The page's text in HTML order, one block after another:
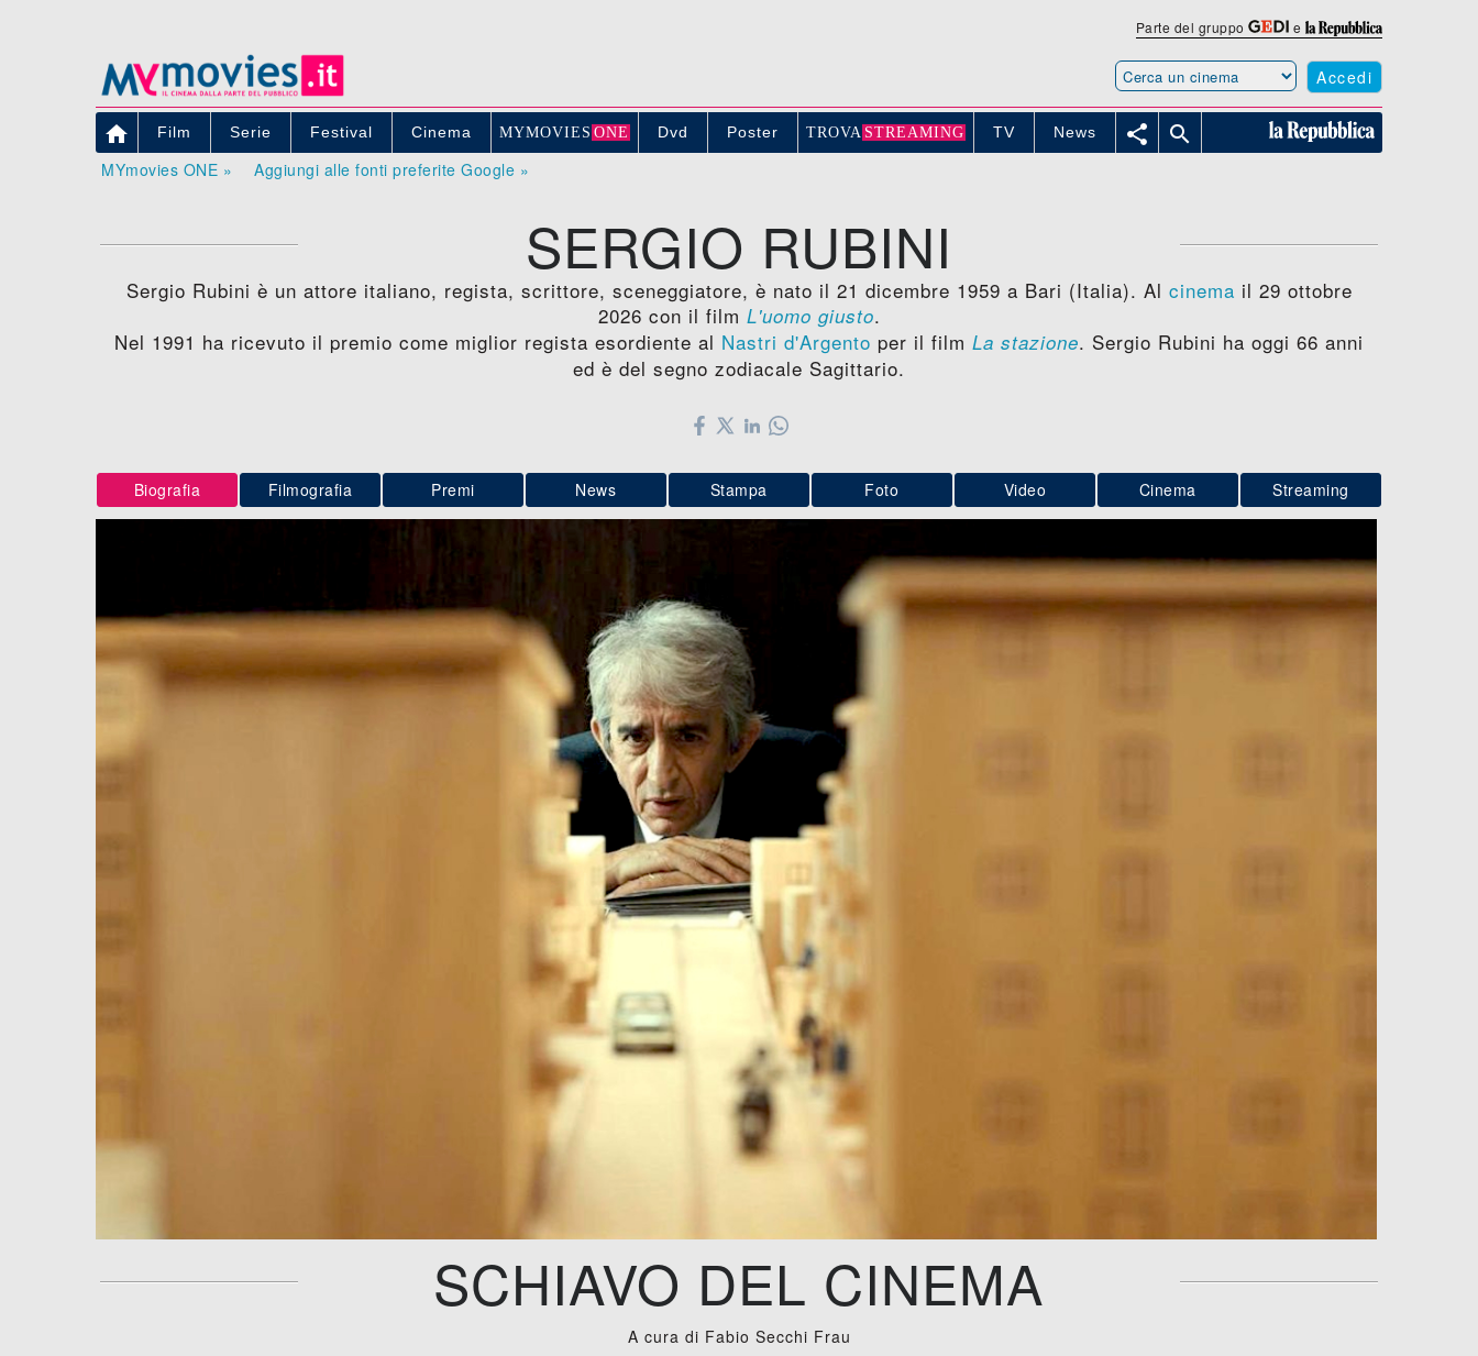
Parte del gruppo e
Accedi
 Film Serie Festival Cinema MYMOVIE S ONE Dvd Poster TROVA STREAMING TV News  
MYmovies ONE » Aggiungi alle fonti preferite Google »
SERGIO RUBINI
Sergio Rubini è un attore italiano, regista, scrittore, sceneggiatore, è nato il 21 dicembre 1959 a Bari (Italia). Al cinema il 29 ottobre
2026 con il film L'uomo giusto.
Nel 1991 ha ricevuto il premio come miglior regista esordiente al Nastri d'Argento per il film La stazione. Sergio Rubini ha oggi 66 anni
ed è del segno zodiacale Sagittario.
Biografia Filmografia Premi News Stampa Foto Video Cinema Streaming
SCHIAVO DEL CINEMA
A cura di Fabio Secchi Frau